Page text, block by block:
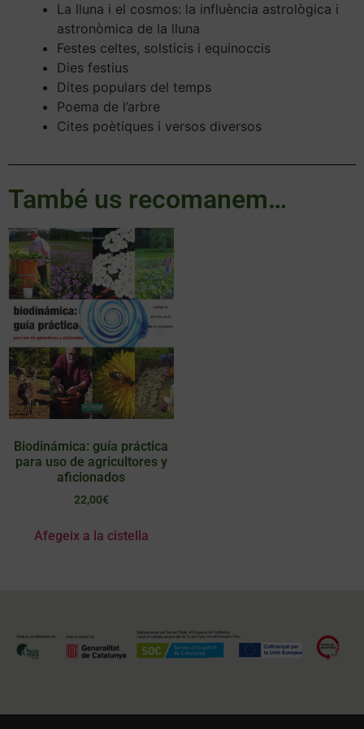
La lluna i el cosmos: la influència astrològica i
astronòmica de la lluna
Festes celtes, solsticis i equinoccis
Dies festius
Dites populars del temps
Poema de l’arbre
Cites poètiques i versos diversos
També us recomanem…
Biodinámica: guía práctica
para uso de agricultores y
aficionados
22,00€
Afegeix a la cistella